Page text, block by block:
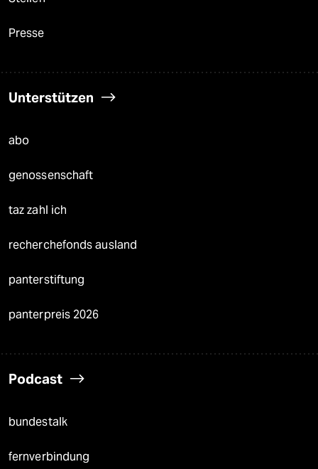
Presse
Unterstützen
abo
genossenschaft
taz zahl ich
recherchefonds ausland
panterstiftung
panterpreis 2026
Podcast
bundestalk
fernverbindung